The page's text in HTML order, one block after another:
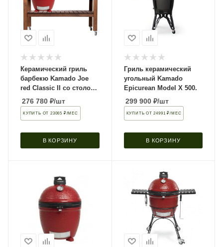
Керамический гриль
барбекю Kamado Joe
red Classic II со столом
из дуба
276 780 ₽/шт
КУПИТЬ ОТ 23065 ₽/МЕС
В КОРЗИНУ
Гриль керамический
угольный Kamado
Epicurean Model X 500.
299 900₽/шт
КУПИТЬ ОТ 24991 ₽/МЕС
В КОРЗИНУ